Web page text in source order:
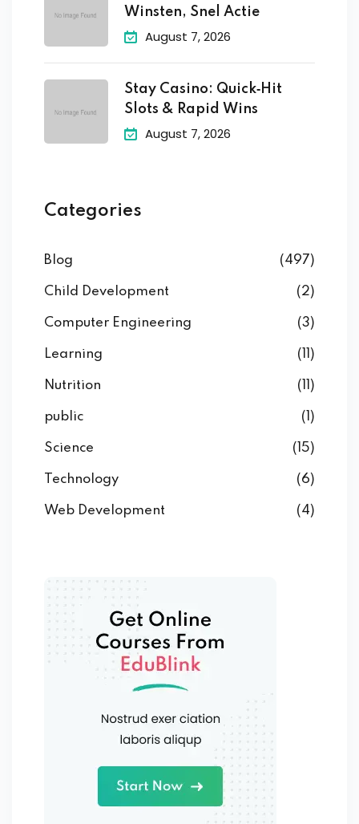
Winsten, Snel Actie
August 7, 2026
Stay Casino: Quick‑Hit
Slots & Rapid Wins
August 7, 2026
Categories
Blog (497)
Child Development (2)
Computer Engineering (3)
Learning (11)
Nutrition (11)
public (1)
Science (15)
Technology (6)
Web Development (4)